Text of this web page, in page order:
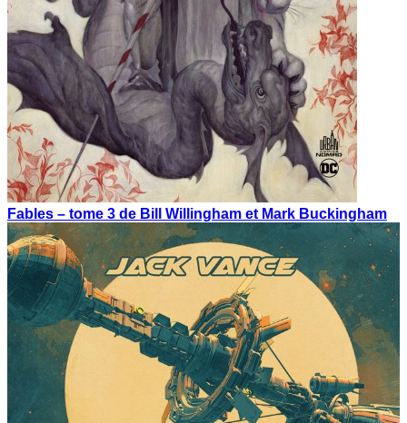
Fables – tome 3 de Bill Willingham et Mark Buckingham